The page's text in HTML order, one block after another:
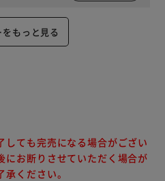
をもっと見る
しても完売になる場合がござい
にお断りさせていただく場合が
ください。